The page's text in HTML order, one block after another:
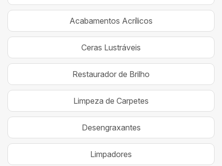
Acabamentos Acrílicos
Ceras Lustráveis
Restaurador de Brilho
Limpeza de Carpetes
Desengraxantes
Limpadores